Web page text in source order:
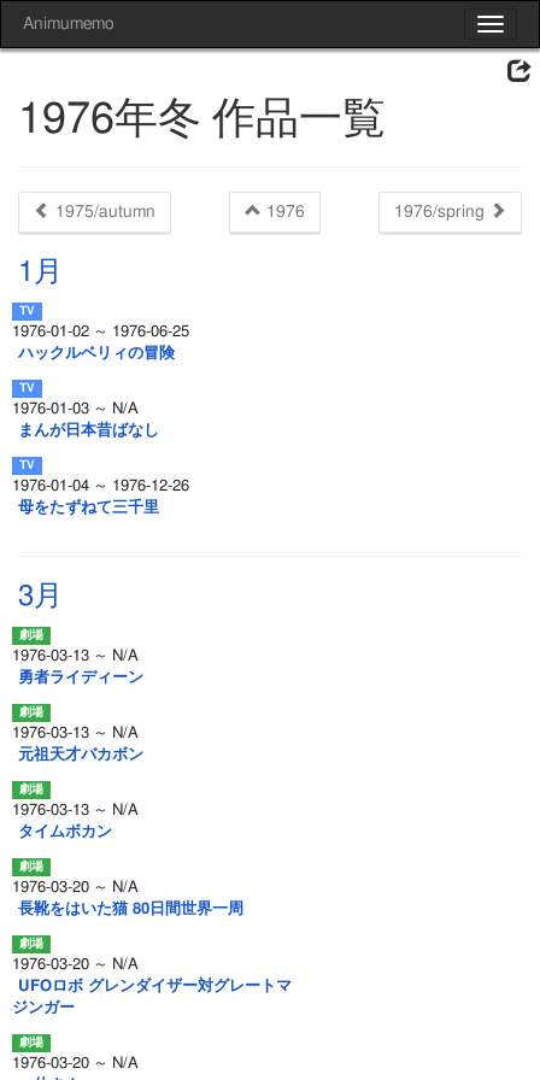
Toggle
Animumemo
1976年冬 作品一覧
1975/autumn 1976 1976/spring
1月
1976-01-02 ～ 1976-06-25
ハックルベリィの冒険
1976-01-03 ～ N/A
まんが日本昔ばなし
1976-01-04 ～ 1976-12-26
母をたずねて三千里
3月
1976-03-13 ～ N/A
勇者ライディーン
1976-03-13 ～ N/A
元祖天才バカボン
1976-03-13 ～ N/A
タイムボカン
1976-03-20 ～ N/A
長靴をはいた猫 80日間世界一周
1976-03-20 ～ N/A
UFOロボ グレンダイザー対グレートマ
ジンガー
1976-03-20 ～ N/A